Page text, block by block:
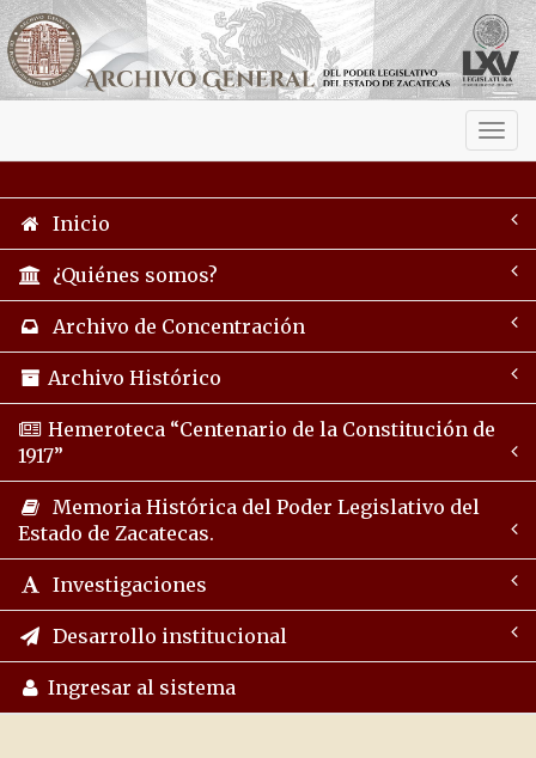
Inicio
¿Quiénes somos?
Archivo de Concentración
Archivo Histórico
Hemeroteca “Centenario de la Constitución de
1917”
Memoria Histórica del Poder Legislativo del
Estado de Zacatecas.
Investigaciones
Desarrollo institucional
Ingresar al sistema